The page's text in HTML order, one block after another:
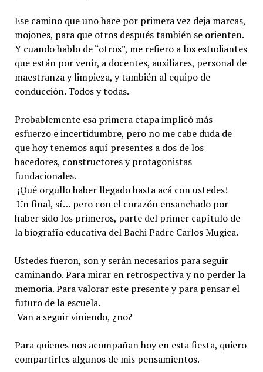
Ese camino que uno hace por primera vez deja marcas,
mojones, para que otros después también se orienten.
Y cuando hablo de “otros”, me refiero a los estudiantes
que están por venir, a docentes, auxiliares, personal de
maestranza y limpieza, y también al equipo de
conducción. Todos y todas.
Probablemente esa primera etapa implicó más
esfuerzo e incertidumbre, pero no me cabe duda de
que hoy tenemos aquí presentes a dos de los
hacedores, constructores y protagonistas
fundacionales.
¡Qué orgullo haber llegado hasta acá con ustedes!
Un final, sí… pero con el corazón ensanchado por
haber sido los primeros, parte del primer capítulo de
la biografía educativa del Bachi Padre Carlos Mugica.
Ustedes fueron, son y serán necesarios para seguir
caminando. Para mirar en retrospectiva y no perder la
memoria. Para valorar este presente y para pensar el
futuro de la escuela.
Van a seguir viniendo, ¿no?
Para quienes nos acompañan hoy en esta fiesta, quiero
compartirles algunos de mis pensamientos.